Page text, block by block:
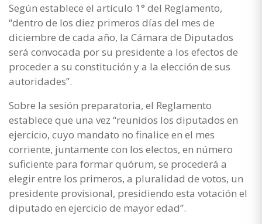
Según establece el artículo 1° del Reglamento,
“dentro de los diez primeros días del mes de
diciembre de cada año, la Cámara de Diputados
será convocada por su presidente a los efectos de
proceder a su constitución y a la elección de sus
autoridades”.
Sobre la sesión preparatoria, el Reglamento
establece que una vez “reunidos los diputados en
ejercicio, cuyo mandato no finalice en el mes
corriente, juntamente con los electos, en número
suficiente para formar quórum, se procederá a
elegir entre los primeros, a pluralidad de votos, un
presidente provisional, presidiendo esta votación el
diputado en ejercicio de mayor edad”.